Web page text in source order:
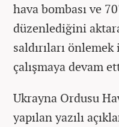
hava bombası ve
düzenlediğini
saldırıları
çalışmaya devam
Ukrayna Ordusu
yapılan yazılı